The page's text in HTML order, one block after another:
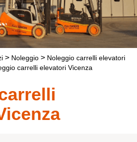
> Noleggio > Noleggio carrelli elevatori
carrelli elevatori Vicenza